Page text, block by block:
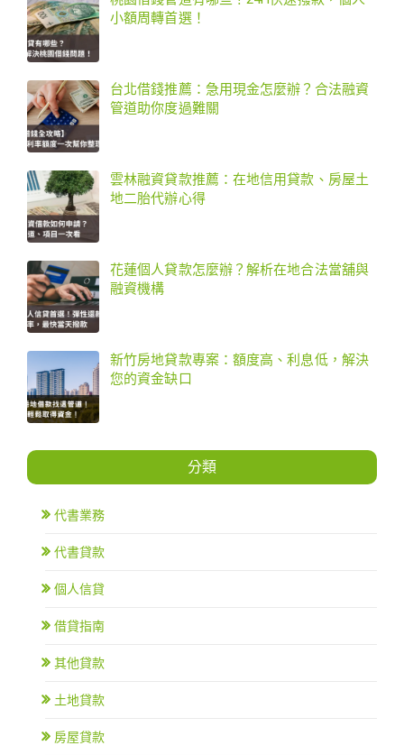
小額周轉首選！
台北借錢推薦：急用現金怎麼辦？合法融資
管道助你度過難關
雲林融資貸款推薦：在地信用貸款、房屋土
地二胎代辦心得
花蓮個人貸款怎麼辦？解析在地合法當舖與
融資機構
新竹房地貸款專案：額度高、利息低，解決
您的資金缺口
分類
代書業務
代書貸款
個人信貸
借貸指南
其他貸款
土地貸款
房屋貸款